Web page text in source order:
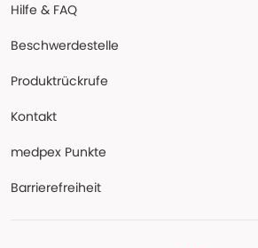
Hilfe & FAQ
Beschwerdestelle
Produktrückrufe
Kontakt
medpex Punkte
Barrierefreiheit